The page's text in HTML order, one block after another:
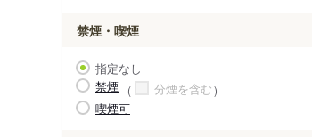
禁煙・喫煙
指定なし
禁煙
分煙を含む
喫煙可